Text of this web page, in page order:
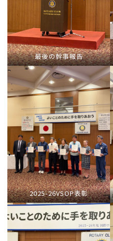
最後の幹事報告
2025-26VSOP表彰